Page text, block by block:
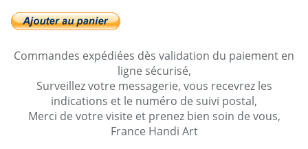
Commandes expédiées dès validation du paiement en
ligne sécurisé,
Surveillez votre messagerie, vous recevrez les
indications et le numéro de suivi postal,
Merci de votre visite et prenez bien soin de vous,
France Handi Art